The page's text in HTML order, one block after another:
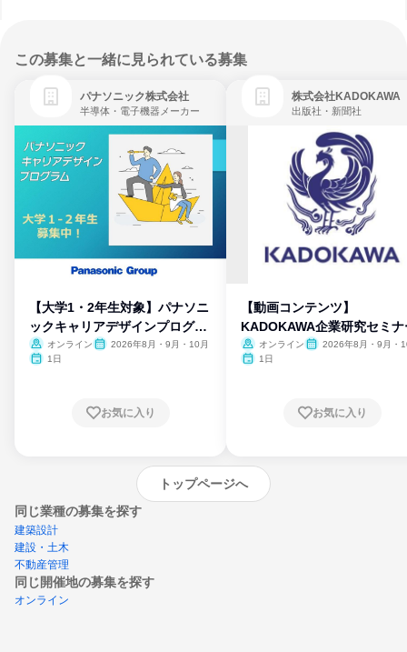
この募集と一緒に見られている募集
パナソニック株式会社
半導体・電子機器メーカー
【大学1・2年生対象】パナソニ
ックキャリアデザインプログラ
ム
オンライン
2026年8月・9月・10月
1日
お気に入り
株式会社KADOKAWA
出版社・新聞社
【動画コンテンツ】
KADOKAWA企業研究セミナ
オンライン
2026年8月・9月・
1日
お気に入り
トップページへ
同じ業種の募集を探す
建築設計
建設・土木
不動産管理
同じ開催地の募集を探す
オンライン